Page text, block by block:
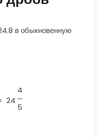
в обыкновенную
24
4
5